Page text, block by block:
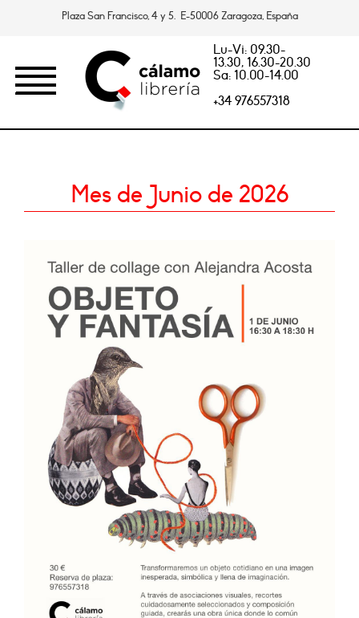
Plaza San Francisco, 4 y 5. E-50006 Zaragoza, España
Lu-Vi: 09.30-
13.30, 16.30-20.30
Sa: 10.00-14.00
+34 976557318
Mes de Junio de 2026